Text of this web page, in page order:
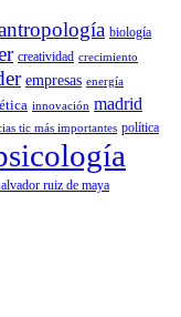
biología
creatividad crecimiento
empresas energía
innovación madrid
tic más importantes política
ruiz de maya